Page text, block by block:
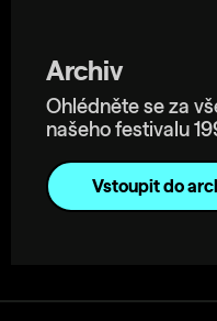
Archiv
Ohlédněte se za
našeho festivalu
Vstoupit do